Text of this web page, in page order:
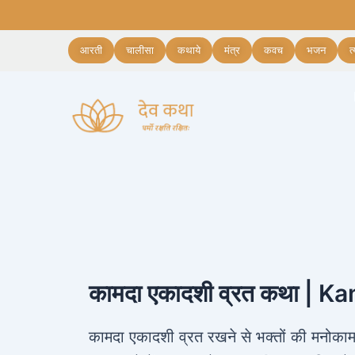
to
आरती चालीसा कथाये मंत्र कवच भजन
कामदा एकादशी व्रत कथा |
कामदा एकादशी व्रत रखने से भक्तों की
navigation